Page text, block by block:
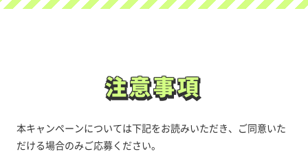
注意事項
注意事項
本キャンペーンについては下記をお読みいただき、ご同意いた
だける場合のみご応募ください。